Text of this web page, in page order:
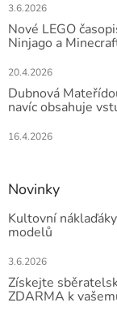
3.6.2026
Nové LEGO
Ninjago a
20.4.2026
Dubnová
navíc obsahuje
16.4.2026
Novinky
Kultovní
modelů
3.6.2026
Získejte
ZDARMA k